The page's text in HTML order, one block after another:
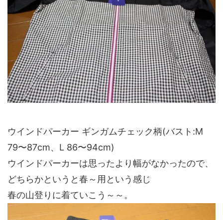
ウインドパーカー ギンガムチェック柄(バスト:M
79〜87cm、L 86〜94cm)
ウインドパーカーは思ったより幅がなかったので、
どちらかというと春～用という感じ
春の山登りに着ていこう～～。